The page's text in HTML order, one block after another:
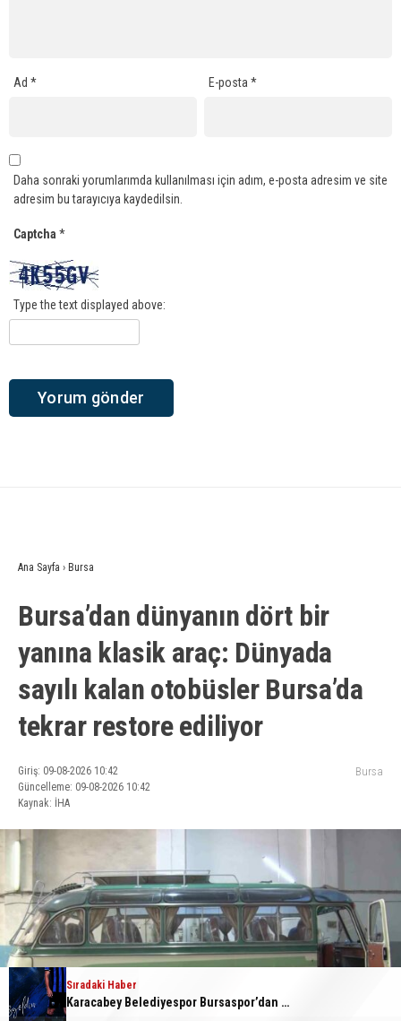
Sıradaki Haber
Karacabey Belediyespor Bursaspor’dan 2 transfer yaptı
Ad * E-posta*
Daha sonraki yorumlarımda kullanılması için adım, e-posta adresim ve site
adresim bu tarayıcıya kaydedilsin.
Captcha *
Type the text displayed above:
Ana Sayfa › Bursa
Bursa’dan dünyanın dört bir
yanına klasik araç: Dünyada
sayılı kalan otobüsler Bursa’da
tekrar restore ediliyor
Giriş: 09-08-2026 10:42
Güncelleme: 09-08-2026 10:42
Kaynak: İHA
Bursa